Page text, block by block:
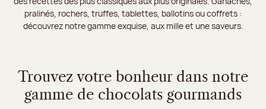
pralinés, rochers, truffes, tablettes, ballotins ou coffrets :
découvrez notre gamme exquise, aux mille et une saveurs.
Trouvez votre bonheur dans notre
gamme de chocolats gourmands